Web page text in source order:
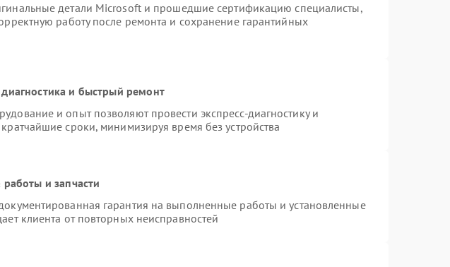
детали Microsoft и прошедшие сертификацию специалисты,
работу после ремонта и сохранение гарантийных
диагностика и быстрый ремонт
и опыт позволяют провести экспресс-диагностику и
сроки, минимизируя время без устройства
работы и запчасти
гарантия на выполненные работы и установленные
клиента от повторных неисправностей